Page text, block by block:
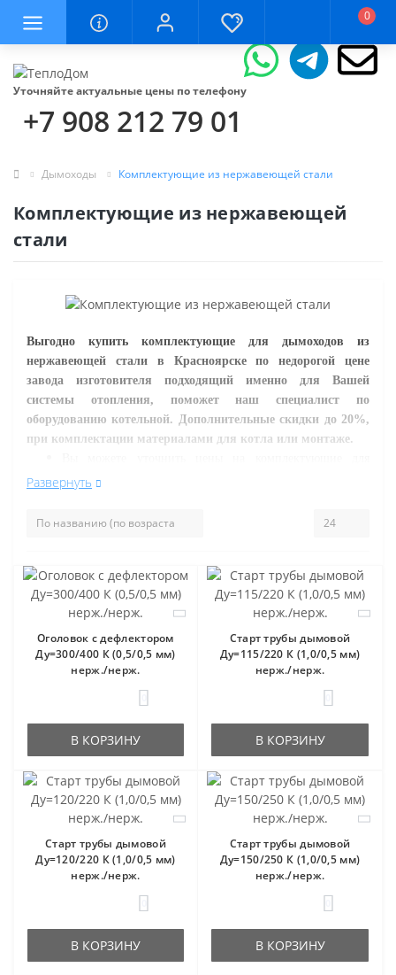
0
Уточняйте актуальные цены по телефону
+7 908 212 79 01
Дымоходы Комплектующие из нержавеющей стали
Комплектующие из нержавеющей
стали
Выгодно купить комплектующие для дымоходов из
нержавеющей стали в Красноярске по недорогой цене
завода изготовителя подходящий именно для Вашей
системы отопления, поможет наш специалист по
оборудованию котельной. Дополнительные скидки до 20%,
при комплектации материалами для котла или монтаже.
дымоходов из нержавеющей стали и другие товары
подходящие к нашим суровым сибирским условиям,
специалисты.
Развернуть
Оголовок с дефлектором
Ду=300/400 К (0,5/0,5 мм)
нерж./нерж.
В КОРЗИНУ
Старт трубы дымовой
Ду=115/220 К (1,0/0,5 мм)
нерж./нерж.
В КОРЗИНУ
Старт трубы дымовой
Ду=120/220 К (1,0/0,5 мм)
нерж./нерж.
В КОРЗИНУ
Старт трубы дымовой
Ду=150/250 К (1,0/0,5 мм)
нерж./нерж.
В КОРЗИНУ